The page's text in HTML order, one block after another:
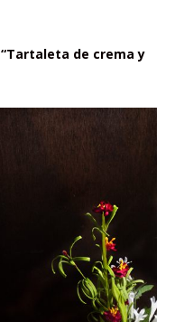
“Tartaleta de crema y